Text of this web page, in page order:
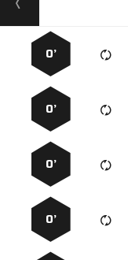
0’
0’
0’
0’